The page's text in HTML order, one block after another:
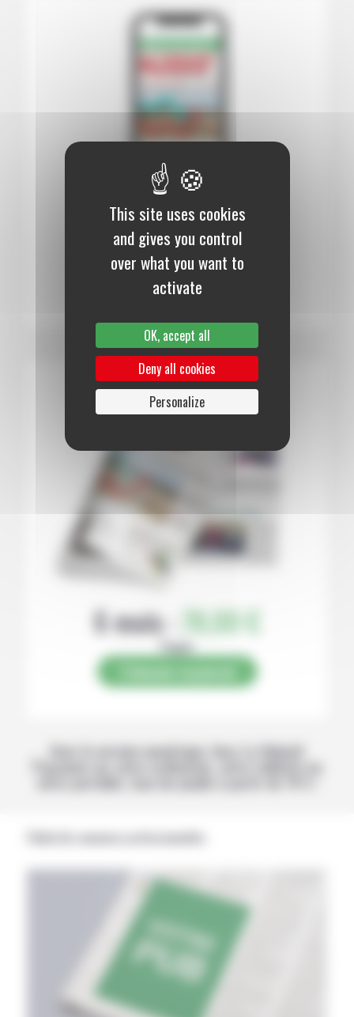
12 mois :99,00 €
Numérique
S’abonner au journal
6 mois : 78,00 €
Papier
Avec la version numérique, lisez La Volonté
Paysanne sur votre ordinateur, votre tablette ou
This site uses cookies
and gives you control
over what you want to
activate
OK, accept all
Deny all cookies
Personalize